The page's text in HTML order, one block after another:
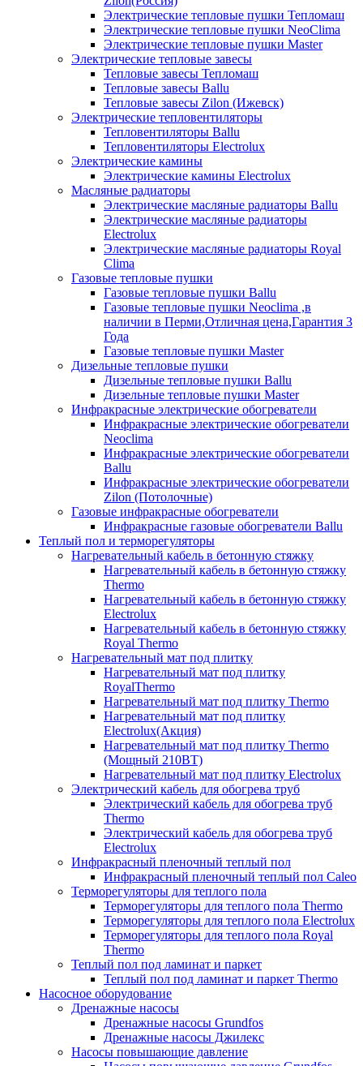
Электрические тепловые пушки Тепломаш
Электрические тепловые пушки NeoClima
Электрические тепловые пушки Master
Электрические тепловые завесы
Тепловые завесы Тепломаш
Тепловые завесы Ballu
Тепловые завесы Zilon (Ижевск)
Электрические тепловентиляторы
Тепловентиляторы Ballu
Тепловентиляторы Electrolux
Электрические камины
Электрические камины Electrolux
Масляные радиаторы
Электрические масляные радиаторы Ballu
Электрические масляные радиаторы
Electrolux
Электрические масляные радиаторы Royal
Clima
Газовые тепловые пушки
Газовые тепловые пушки Ballu
Газовые тепловые пушки Neoclima ,в
наличии в Перми,Отличная цена,Гарантия 3
Года
Газовые тепловые пушки Master
Дизельные тепловые пушки
Дизельные тепловые пушки Ballu
Дизельные тепловые пушки Master
Инфракрасные электрические обогреватели
Инфракрасные электрические обогреватели
Neoclima
Инфракрасные электрические обогреватели
Ballu
Инфракрасные электрические обогреватели
Zilon (Потолочные)
Газовые инфракрасные обогреватели
Инфракрасные газовые обогреватели Ballu
Теплый пол и терморегуляторы
Нагревательный кабель в бетонную стяжку
Нагревательный кабель в бетонную стяжку
Thermo
Нагревательный кабель в бетонную стяжку
Electrolux
Нагревательный кабель в бетонную стяжку
Royal Thermo
Нагревательный мат под плитку
Нагревательный мат под плитку
RoyalThermo
Нагревательный мат под плитку Thermo
Нагревательный мат под плитку
Electrolux(Акция)
Нагревательный мат под плитку Thermo
(Мощный 210ВТ)
Нагревательный мат под плитку Electrolux
Электрический кабель для обогрева труб
Электрический кабель для обогрева труб
Thermo
Электрический кабель для обогрева труб
Electrolux
Инфракрасный пленочный теплый пол
Инфракрасный пленочный теплый пол Caleo
Терморегуляторы для теплого пола
Терморегуляторы для теплого пола Thermo
Терморегуляторы для теплого пола Electrolux
Терморегуляторы для теплого пола Royal
Thermo
Теплый пол под ламинат и паркет
Теплый пол под ламинат и паркет Thermo
Насосное оборудование
Дренажные насосы
Дренажные насосы Grundfos
Дренажные насосы Джилекс
Насосы повышающие давление